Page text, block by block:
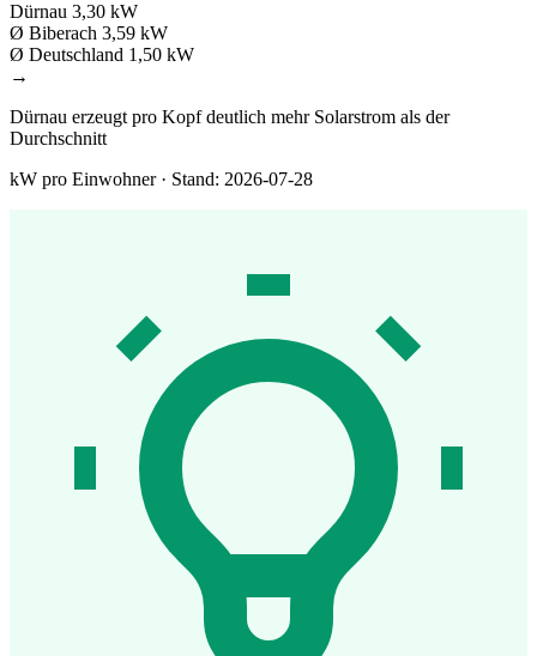
Dürnau 3,30 kW
Ø Biberach 3,59 kW
Ø Deutschland 1,50 kW
→
Dürnau erzeugt pro Kopf deutlich mehr Solarstrom als der
Durchschnitt
kW pro Einwohner · Stand: 2026-07-28